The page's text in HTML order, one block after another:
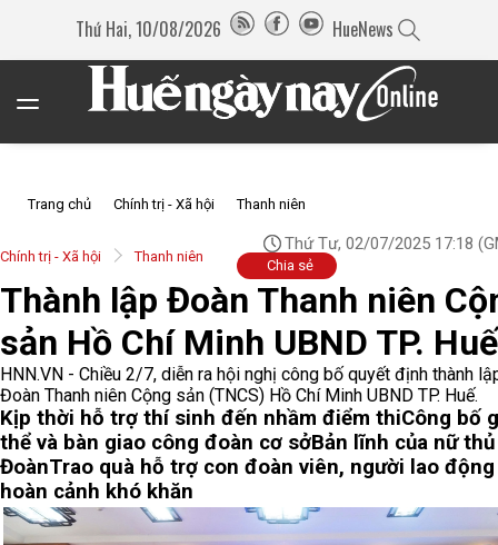
Thứ Hai, 10/08/2026 HueNews
Trang chủ Chính trị - Xã hội Thanh niên
Chính trị - Xã hội Thanh niên
Thứ Tư, 02/07/2025 17:18
Chia sẻ
Thành lập Đoàn Thanh niên
sản Hồ Chí Minh UBND TP. Huế
HNN.VN - Chiều 2/7, diễn ra hội nghị công bố quyết định thành
Đoàn Thanh niên Cộng sản (TNCS) Hồ Chí Minh UBND TP. Huế.
Kịp thời hỗ trợ thí sinh đến nhầm điểm thiCông bố
thể và bàn giao công đoàn cơ sởBản lĩnh của nữ
ĐoànTrao quà hỗ trợ con đoàn viên, người lao
hoàn cảnh khó khăn